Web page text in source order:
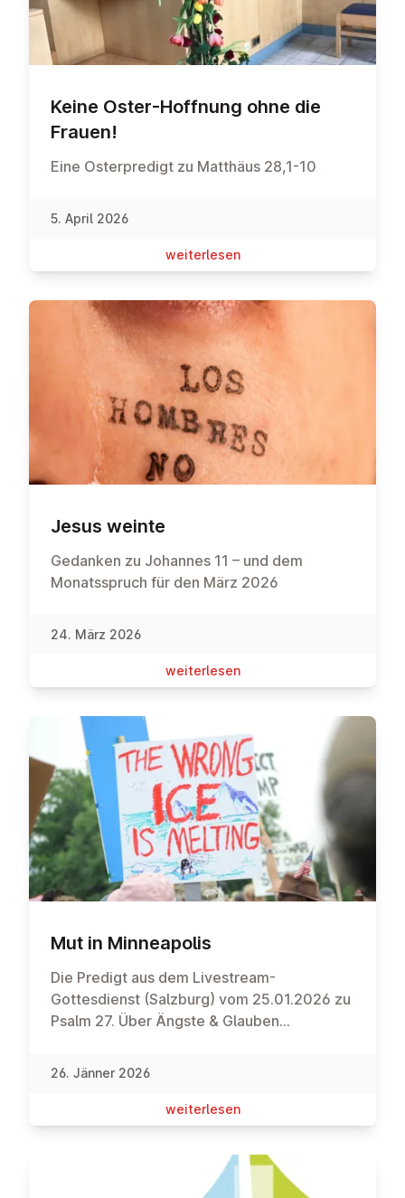
Keine Oster-Hoffnung ohne die
Frauen!
Eine Osterpredigt zu Matthäus 28,1-10
5. April 2026
wei­ter­le­sen
Jesus weinte
Gedanken zu Johannes 11 – und dem
Monatsspruch für den März 2026
24. März 2026
wei­ter­le­sen
Mut in Min­nea­po­lis
Die Predigt aus dem Livestream-
Gottesdienst (Salzburg) vom 25.01.2026 zu
Psalm 27. Über Ängste & Glauben...
26. Jänner 2026
wei­ter­le­sen